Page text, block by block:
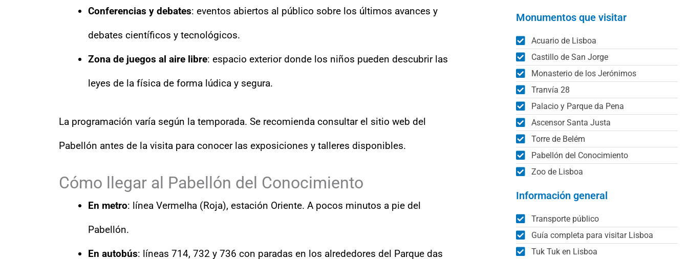
Conferencias y debates: eventos abiertos al público sobre los últimos avances y
debates científicos y tecnológicos.
Zona de juegos al aire libre: espacio exterior donde los niños pueden descubrir las
leyes de la física de forma lúdica y segura.
La programación varía según la temporada. Se recomienda consultar el sitio web del
Pabellón antes de la visita para conocer las exposiciones y talleres disponibles.
Cómo llegar al Pabellón del Conocimiento
En metro: línea Vermelha (Roja), estación Oriente. A pocos minutos a pie del
Pabellón.
En autobús: líneas 714, 732 y 736 con paradas en los alrededores del Parque das
Monumentos que visitar
Acuario de Lisboa
Castillo de San Jorge
Monasterio de los Jerónimos
Tranvía 28
Palacio y Parque da Pena
Ascensor Santa Justa
Torre de Belém
Pabellón del Conocimiento
Zoo de Lisboa
Información general
Transporte público
Guía completa para visitar Lisboa
Tuk Tuk en Lisboa